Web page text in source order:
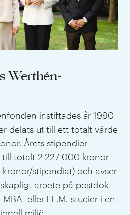
Werthén-
instiftades år 1990
delats ut till ett totalt värde
Årets stipendier
till totalt 2 227 000 kronor
stipendiat) och avser
arbete på postdok-
eller LL.M.-studier i en
miljö.